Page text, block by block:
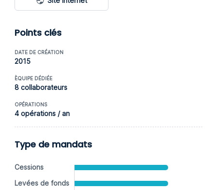
Points clés
DATE DE CRÉATION
2015
ÈQUIPE DÉDIÉE
8 collaborateurs
OPÉRATIONS
4 opérations / an
Type de mandats
Cessions
Levées de fonds